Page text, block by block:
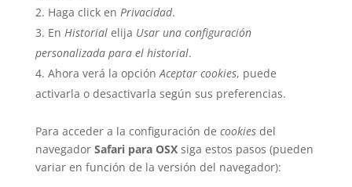
Haga click en Privacidad.
En Historialelija Usar una configuración
personalizada para el historial.
Ahora verá la opciónAceptar cookies, puede
activarla o desactivarla según sus preferencias.
Para acceder a la configuración de cookiesdel
navegador Safari para OSXsiga estos pasos (pueden
variar en función de la versión del navegador):